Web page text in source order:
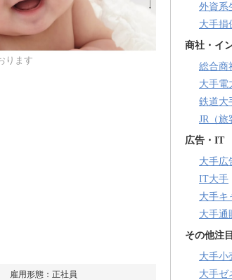
ります
雇用形態：正社員
外資系
大手損
商社・イ
総合商
大手電
鉄道大
JR（旅
広告・IT
大手広
IT大手
大手キ
大手通
その他注
大手小
大手ゼ